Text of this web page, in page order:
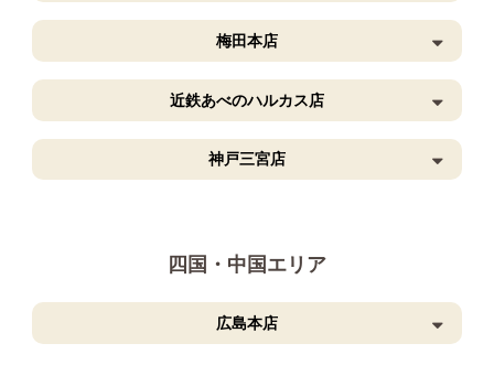
梅田本店
近鉄あべのハルカス店
神戸三宮店
四国・中国エリア
広島本店